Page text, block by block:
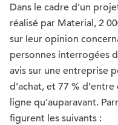
Dans le cadre d’un
réalisé par Material, 2
sur leur opinion
personnes interrogées
avis sur une entreprise
d’achat, et 77 %
ligne qu’auparavant.
figurent les suivants :